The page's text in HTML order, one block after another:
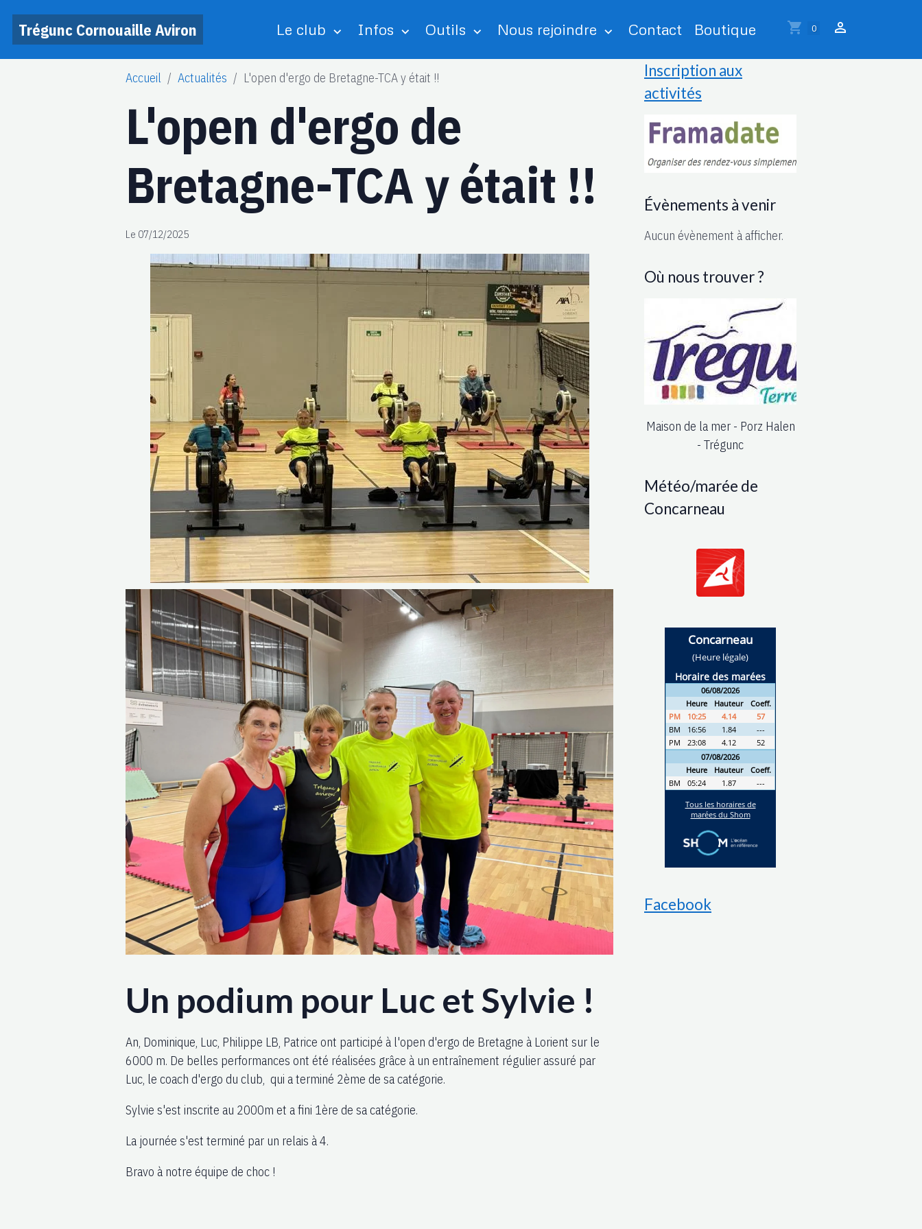
Trégunc Cornouaille Aviron Le club Infos Outils Nous rejoindre Contact Boutique 0
Accueil Actualités L'open d'ergo de Bretagne-TCA y était !!
L'open d'ergo de
Bretagne-TCA y était !!
Le 07/12/2025
Un podium pour Luc et Sylvie !
An, Dominique, Luc, Philippe LB, Patrice ont participé à l'open d'ergo de Bretagne à Lorient sur le
6000 m. De belles performances ont été réalisées grâce à un entraînement régulier assuré par
Luc, le coach d'ergo du club, qui a terminé 2ème de sa catégorie.
Sylvie s'est inscrite au 2000m et a fini 1ère de sa catégorie.
La journée s'est terminé par un relais à 4.
Bravo à notre équipe de choc !
Inscription aux
activités
Évènements à venir
Aucun évènement à afficher.
Où nous trouver ?
Maison de la mer - Porz Halen
- Trégunc
Météo/marée de
Concarneau
Facebook